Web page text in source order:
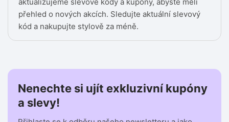
přehled o nových akcích. Sledujte aktuální slevový
kód a nakupujte stylově za méně.
Nenechte si ujít exkluzivní kupóny
a slevy!